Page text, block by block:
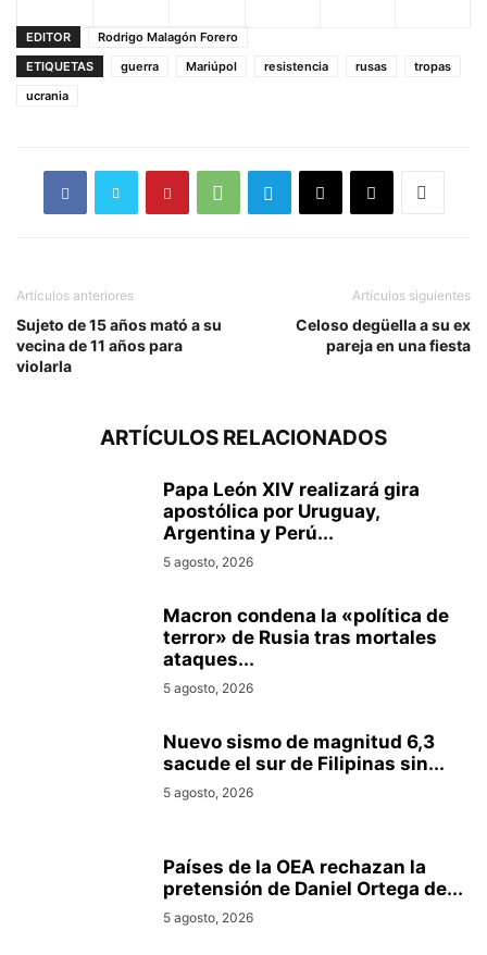
EDITOR
Rodrigo Malagón Forero
ETIQUETAS
guerra Mariúpol resistencia rusas
tropas
ucrania
Artículos anteriores
Sujeto de 15 años mató a su
vecina de 11 años para
violarla
Artículos siguientes
Celoso degüella a su ex
pareja en una fiesta
ARTÍCULOS RELACIONADOS
Papa León XIV realizará gira
apostólica por Uruguay,
Argentina y Perú...
5 agosto, 2026
Macron condena la «política de
terror» de Rusia tras mortales
ataques...
5 agosto, 2026
Nuevo sismo de magnitud 6,3
sacude el sur de Filipinas sin...
5 agosto, 2026
Países de la OEA rechazan la
pretensión de Daniel Ortega de...
5 agosto, 2026